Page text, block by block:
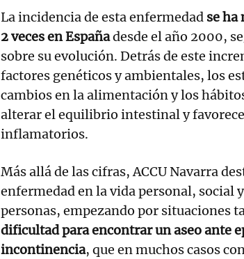
La incidencia de esta enfermedad se ha
2 veces en Españadesde el año 2000,
sobre su evolución. Detrás de este
factores genéticos y ambientales, los
cambios en la alimentación y los
alterar el equilibrio intestinal y
inflamatorios.
Más allá de las cifras, ACCU Navarra
enfermedad en la vida personal, social
personas, empezando por situaciones
dificultad para encontrar un aseo ante
incontinencia, que en muchos casos